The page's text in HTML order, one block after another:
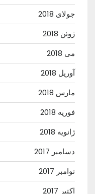
جولای 2018
ژوئن 2018
می 2018
آوریل 2018
مارس 2018
فوریه 2018
ژانویه 2018
دسامبر 2017
نوامبر 2017
اکتبر 2017